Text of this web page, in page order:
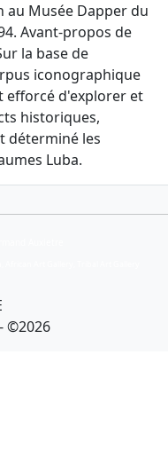
au Musée Dapper du
Avant-propos de
la base de
iconographique
efforcé d'explorer et
historiques,
déterminé les
Luba.
©2026